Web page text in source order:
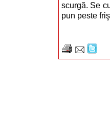
scurgă. Se
pun peste